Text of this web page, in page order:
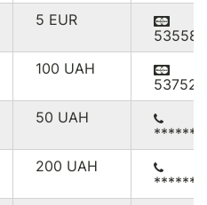
5 EUR
100 UAH
50 UAH
200 UAH